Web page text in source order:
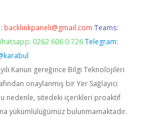
backlinkpaneli@gmail.com Teams:
0262 606 0 726 Telegram:
Kanun gereğince Bilgi Teknolojileri
onaylanmış bir Yer Sağlayıcı
nedenle, sitedeki içerikleri proaktif
yükümlülüğümüz bulunmamaktadır.